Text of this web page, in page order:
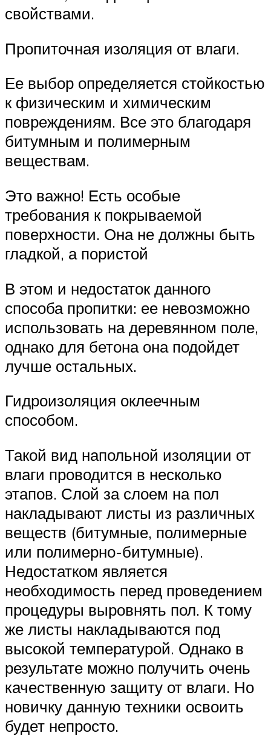
свойствами.
Пропиточная изоляция от влаги.
Ее выбор определяется стойкостью
к физическим и химическим
повреждениям. Все это благодаря
битумным и полимерным
веществам.
Это важно! Есть особые
требования к покрываемой
поверхности. Она не должны быть
гладкой, а пористой
В этом и недостаток данного
способа пропитки: ее невозможно
использовать на деревянном поле,
однако для бетона она подойдет
лучше остальных.
Гидроизоляция оклеечным
способом.
Такой вид напольной изоляции от
влаги проводится в несколько
этапов. Слой за слоем на пол
накладывают листы из различных
веществ (битумные, полимерные
или полимерно-битумные).
Недостатком является
необходимость перед проведением
процедуры выровнять пол. К тому
же листы накладываются под
высокой температурой. Однако в
результате можно получить очень
качественную защиту от влаги. Но
новичку данную техники освоить
будет непросто.